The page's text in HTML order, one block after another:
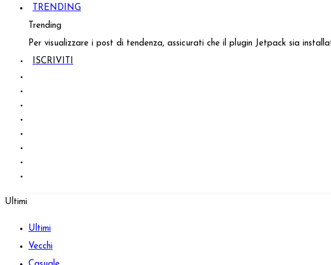
TRENDING
Trending
Per visualizzare i post di tendenza, assicurati che il plugin Jetpack sia
ISCRIVITI
Ultimi
Ultimi
Vecchi